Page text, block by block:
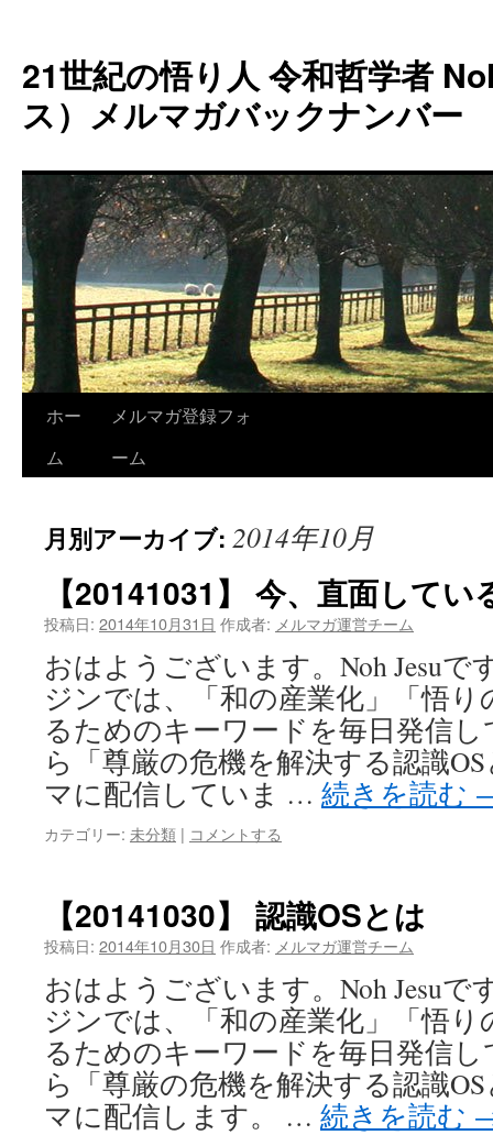
テ
ン
ツ
へ
キ
ッ
プ
21世紀の悟り人 令和哲学者
ス）メルマガバックナンバー
ホー
ム
メルマガ登録フォ
ーム
月別アーカイブ: 2014年10月
【20141031】 今、直面して
投稿日: 2014年10月31日 作成者: メルマガ運営チーム
おはようございます。Noh Jesuで
ジンでは、「和の産業化」「悟
るためのキーワードを毎日発信
ら「尊厳の危機を解決する認識
マに配信していま … 続きを読む
カテゴリー: 未分類 | コメントする
【20141030】 認識OSとは
投稿日: 2014年10月30日 作成者: メルマガ運営チーム
おはようございます。Noh Jesuで
ジンでは、「和の産業化」「悟
るためのキーワードを毎日発信
ら「尊厳の危機を解決する認識
マに配信します。 … 続きを読む